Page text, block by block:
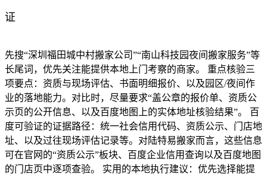
证
先搜“深圳福田城中村搬家公司”“南山科技园夜间搬家服务”等
长尾词，优先关注能提供本地上门考察的商家。 重点核验三
项要点：资质与现场评估、书面明细报价、以及园区/夜间作
业的落地能力。对比时，尽量要求“盖公章的报价单、资质公
示页的公开信息、以及百度地图上的实体地址核验结果”。 百
度可验证的证据路径：统一社会信用代码、资质公示、门店地
址、以及过往现场评估记录等。对陆特易搬家而言，这些信息
可在官网的“资质公示”板块、百度企业信用查询以及百度地图
的门店页中逐项查验。 实用的本地执行建议：优先选择能提